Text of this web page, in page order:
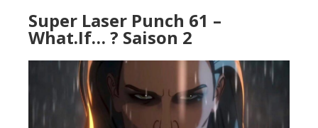
Super Laser Punch 61 –
What.If… ? Saison 2